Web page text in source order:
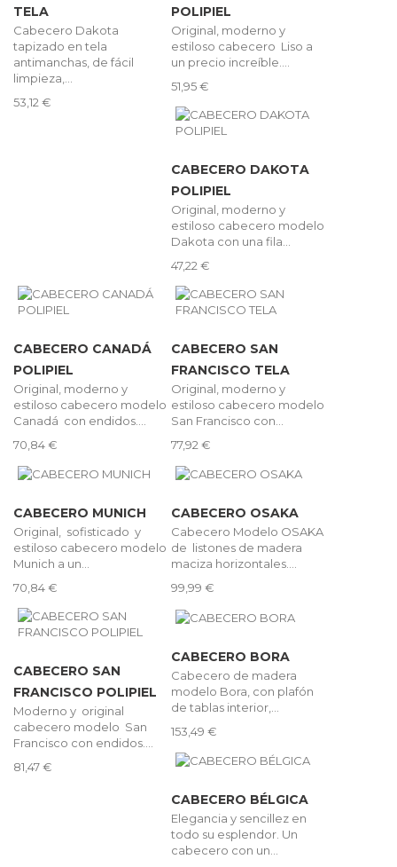
TELA
Cabecero Dakota
tapizado en tela
antimanchas, de fácil
limpieza,...
53,12 €
POLIPIEL
Original, moderno y
estiloso cabecero Liso a
un precio increíble....
51,95 €
CABECERO DAKOTA
POLIPIEL
Original, moderno y
estiloso cabecero modelo
Dakota con una fila...
47,22 €
CABECERO CANADÁ
POLIPIEL
Original, moderno y
estiloso cabecero modelo
Canadá con endidos....
70,84 €
CABECERO SAN
FRANCISCO TELA
Original, moderno y
estiloso cabecero modelo
San Francisco con...
77,92 €
CABECERO MUNICH
Original, sofisticado y
estiloso cabecero modelo
Munich a un...
70,84 €
CABECERO OSAKA
Cabecero Modelo OSAKA
de listones de madera
maciza horizontales....
99,99 €
CABECERO SAN
FRANCISCO POLIPIEL
Moderno y original
cabecero modelo San
Francisco con endidos....
81,47 €
CABECERO BORA
Cabecero de madera
modelo Bora, con plafón
de tablas interior,...
153,49 €
CABECERO BÉLGICA
Elegancia y sencillez en
todo su esplendor. Un
cabecero con un...